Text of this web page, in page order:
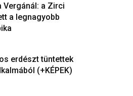
a Zirci
a legnagyobb
erdészt tüntettek
(+KÉPEK)